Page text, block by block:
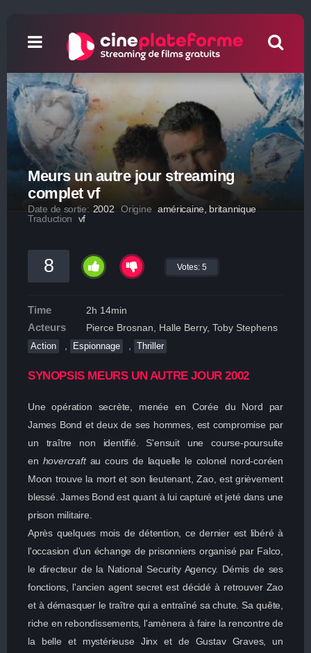
Meurs un autre jour streaming
complet vf
Date de sortie: 2002 Origine américaine, britannique
Traduction
vf
8 Votes: 5
Time 2h 14min
Acteurs Pierce Brosnan, Halle Berry, Toby Stephens
Action Espionnage Thriller
SYNOPSIS MEURS UN AUTRE JOUR 2002
Une opération secrète, menée en Corée du Nord par
James Bond et deux de ses hommes, est compromise par
un traître non identifié. S'ensuit une course-poursuite
en hovercraftau cours de laquelle le colonel nord-coréen
Moon trouve la mort et son lieutenant, Zao, est grièvement
blessé. James Bond est quant à lui capturé et jeté dans une
prison militaire.
Après quelques mois de détention, ce dernier est libéré à
l'occasion d'un échange de prisonniers organisé par Falco,
le directeur de la National Security Agency. Démis de ses
fonctions, l'ancien agent secret est décidé à retrouver Zao
et à démasquer le traître qui a entraîné sa chute. Sa quête,
riche en rebondissements, l'amènera à faire la rencontre de
la belle et mystérieuse Jinx et de Gustav Graves, un